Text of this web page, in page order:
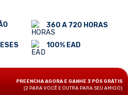
360 A 720 HORAS
100% EAD
PREENCHA AGORA E GANHE 3 PÓS GRÁTIS
(2 PARA VOCÊ E OUTRA PARA SEU AMIGO)